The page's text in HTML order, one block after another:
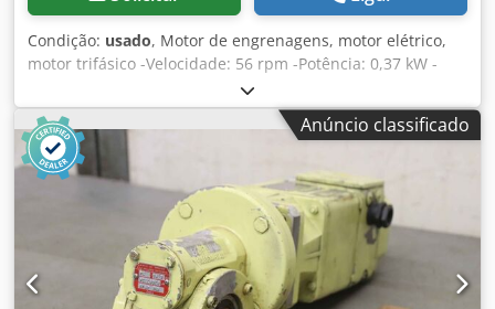
Condição: usado, Motor de engrenagens, motor elétrico,
motor trifásico -Velocidade: 56 rpm -Potência: 0,37 kW -
Design: ângulo B5 -Diâmetro do veio oco: Ø 20 mm -Classe
de proteção: IP 54 Dcodpsc R R Arofx Aggsk -Número: 1x
motores disponíveis -Dimensões: 540/330/H220 mm -Peso:
24 kg/cada
Anúncio classificado